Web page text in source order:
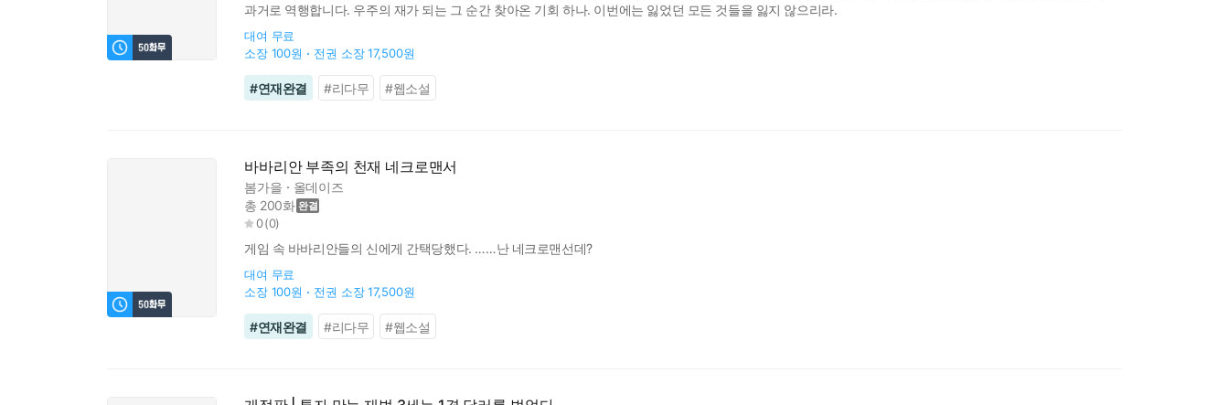
과거로 역행합니다. 우주의 재가 되는 그 순간 찾아온 기회 하나. 이번에는 잃었던 모든 것들을 잃지 않으리라.
대여 무료
소장 100원 전권 소장 17,500원
#연재완결 #리다무 #웹소설
바바리안 부족의 천재 네크로맨서
봄가을
올데이즈
총 200화
0(0)
게임 속 바바리안들의 신에게 간택당했다. ……난 네크로맨선데?
대여 무료
소장 100원 전권 소장 17,500원
#연재완결 #리다무 #웹소설